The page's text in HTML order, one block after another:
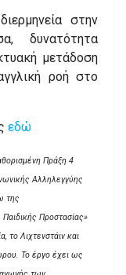
στην
δυνατότητα
μετάδοση
ροή στο
εδώ
Πράξη 4
Αλληλεγγύης
της
Προστασίας»
το Λιχτενστάιν και
Το έργο έχει ως